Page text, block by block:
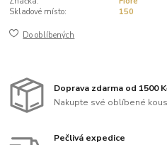
Skladové místo:
150
Do oblíbených
Doprava zdarma od 1500
Nakupte své oblíbené
Pečlivá expedice